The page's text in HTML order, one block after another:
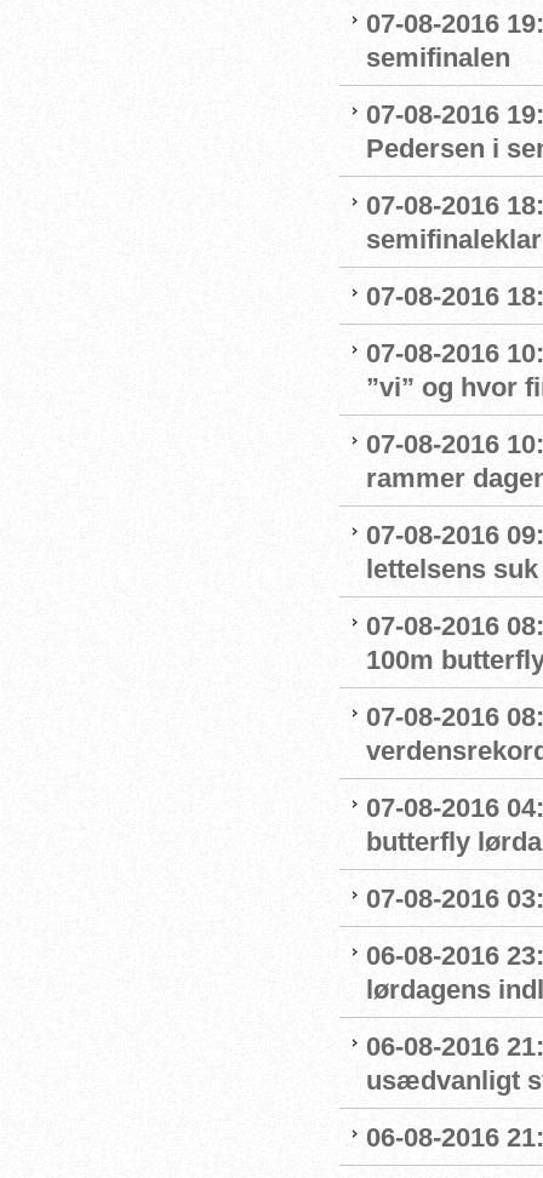
07-08-2016
semifinalen
07-08-2016
Pedersen i
07-08-2016
07-08-2016
07-08-2016
”vi” og hvor
07-08-2016
rammer
07-08-2016
lettelsens
07-08-2016
100m
07-08-2016
07-08-2016
butterfly
07-08-2016
06-08-2016
lørdagens
06-08-2016
usædvanligt
06-08-2016